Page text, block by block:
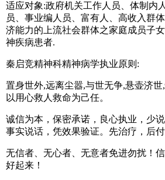
适应对象:政府机关工作人员、体制内
员、事业编人员、富有人、高收入群
济能力的上流社会群体之家庭成员子
神疾病患者.
秦启竞精神科精神病学执业原则:
置身世外,远离尘嚣,与世无争,悬壶济世
以用心救人救命为己任。
诚信为本，保密承诺，良心执业，少
事实说话，凭效果验证。先治疗，后付
无信者、无心者、无意者免进勿扰！
好起来！